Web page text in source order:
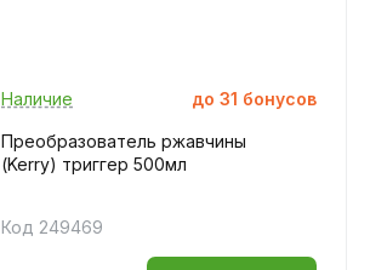
Наличие до 31 бонусов
Преобразователь ржавчины
(Kerry) триггер 500мл
Код 249469